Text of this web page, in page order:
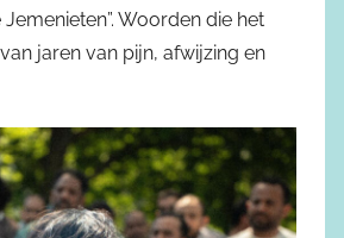
Woorden die het
jaren van pijn, afwijzing en